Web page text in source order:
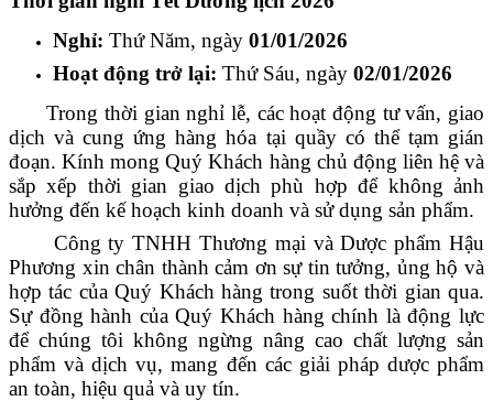
Nghỉ: Thứ Năm, ngày 01/01/2026
Hoạt động trở lại: Thứ Sáu, ngày 02/01/2026
Trong thời gian nghỉ lễ, các hoạt động tư vấn, giao
dịch và cung ứng hàng hóa tại quầy có thể tạm gián
đoạn. Kính mong Quý Khách hàng chủ động liên hệ và
sắp xếp thời gian giao dịch phù hợp để không ảnh
hưởng đến kế hoạch kinh doanh và sử dụng sản phẩm.
Công ty TNHH Thương mại và Dược phẩm Hậu
Phương xin chân thành cảm ơn sự tin tưởng, ủng hộ và
hợp tác của Quý Khách hàng trong suốt thời gian qua.
Sự đồng hành của Quý Khách hàng chính là động lực
để chúng tôi không ngừng nâng cao chất lượng sản
phẩm và dịch vụ, mang đến các giải pháp dược phẩm
an toàn, hiệu quả và uy tín.